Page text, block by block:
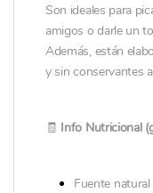
Son ideales para
amigos o darle un
Además, están
y sin conservantes
🧾 Info Nutricional
Fuente